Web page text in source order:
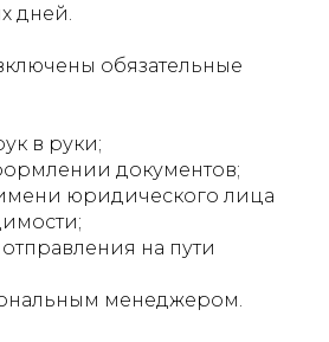
дней.
обязательные
в руки;
документов;
юридического лица
на пути
менеджером.